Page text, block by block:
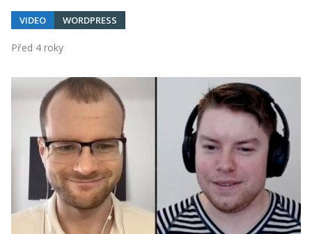
VIDEO WORDPRESS
Před 4 roky